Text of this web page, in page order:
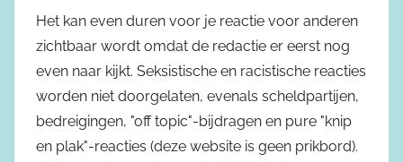
Het kan even duren voor je reactie voor anderen
zichtbaar wordt omdat de redactie er eerst nog
even naar kijkt. Seksistische en racistische reacties
worden niet doorgelaten, evenals scheldpartijen,
bedreigingen, "off topic"-bijdragen en pure "knip
en plak"-reacties (deze website is geen prikbord).